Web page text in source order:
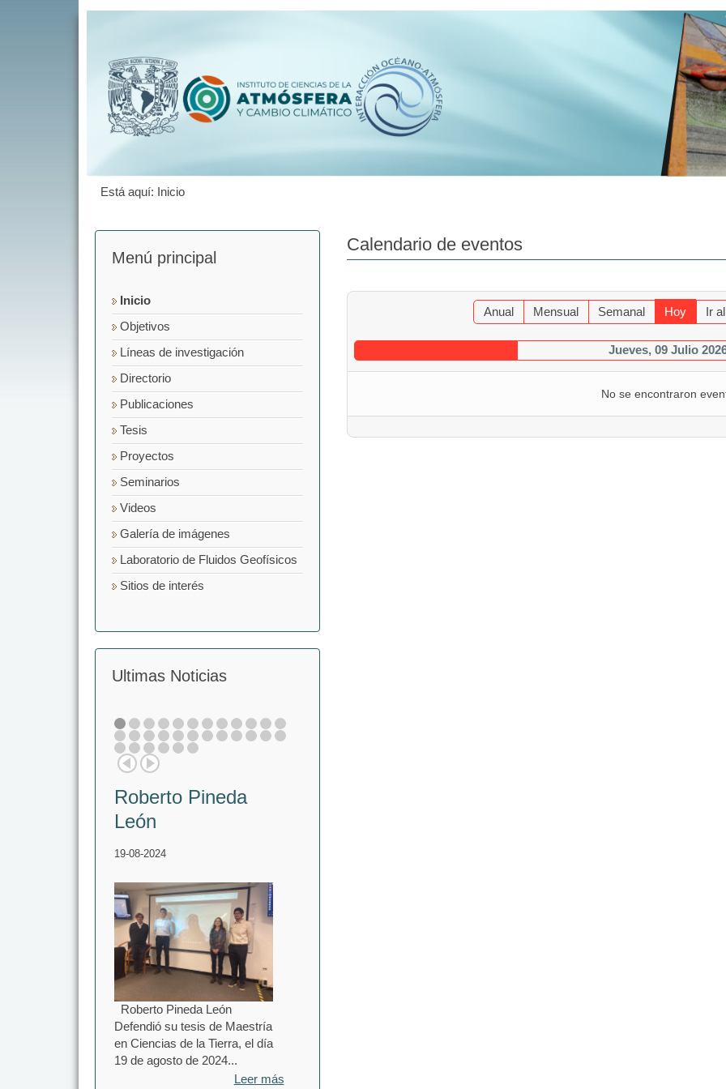
Está aquí: Inicio
Menú principal
Inicio
Objetivos
Líneas de investigación
Directorio
Publicaciones
Tesis
Proyectos
Seminarios
Videos
Galería de imágenes
Laboratorio de Fluidos Geofísicos
Sitios de interés
Ultimas Noticias
Calendario de eventos
Anual Mensual Semanal Hoy Ir
Jueves, 09 Julio
No se encontraron